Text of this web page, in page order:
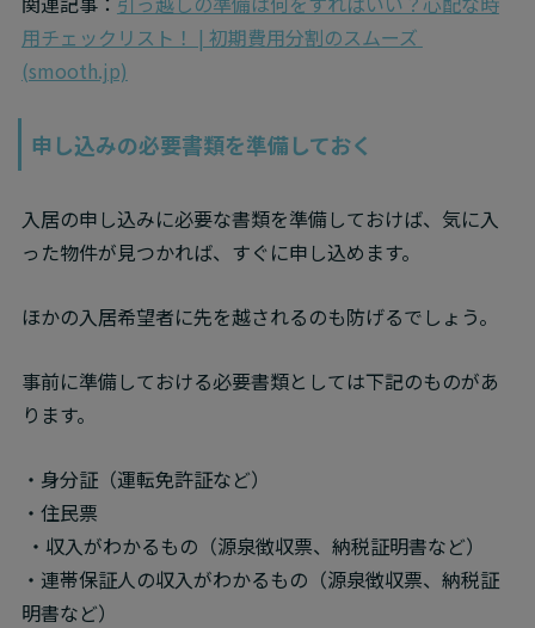
用チェックリスト！ | 初期費用分割のスムーズ
(smooth.jp)
申し込みの必要書類を準備しておく
入居の申し込みに必要な書類を準備しておけば、気に入
った物件が見つかれば、すぐに申し込めます。
ほかの入居希望者に先を越されるのも防げるでしょう。
事前に準備しておける必要書類としては下記のものがあ
ります。
・身分証（運転免許証など）
・住民票
・連帯保証人の収入がわかるもの（源泉徴収票、納税証
明書など）